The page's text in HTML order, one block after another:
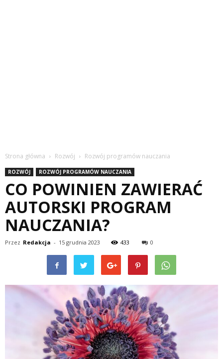
Strona główna Rozwój Rozwój programów nauczania
ROZWÓJ ROZWÓJ PROGRAMÓW NAUCZANIA
CO POWINIEN ZAWIERAĆ
AUTORSKI PROGRAM
NAUCZANIA?
Przez Redakcja - 15 grudnia 2023 433 0